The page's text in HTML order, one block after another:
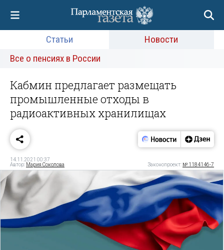
Статьи
Новости
Все о пенсиях в России
Кабмин предлагает размещать
промышленные отходы в
радиоактивных хранилищах
14.11.2021 00:37
Автор: Мария Соколова Законопроект: № 1184146-7